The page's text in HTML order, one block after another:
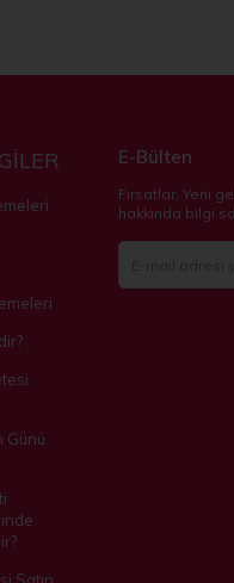
E-Bülten
Fırsatlar, Yeni
hakkında bilgi
Günü